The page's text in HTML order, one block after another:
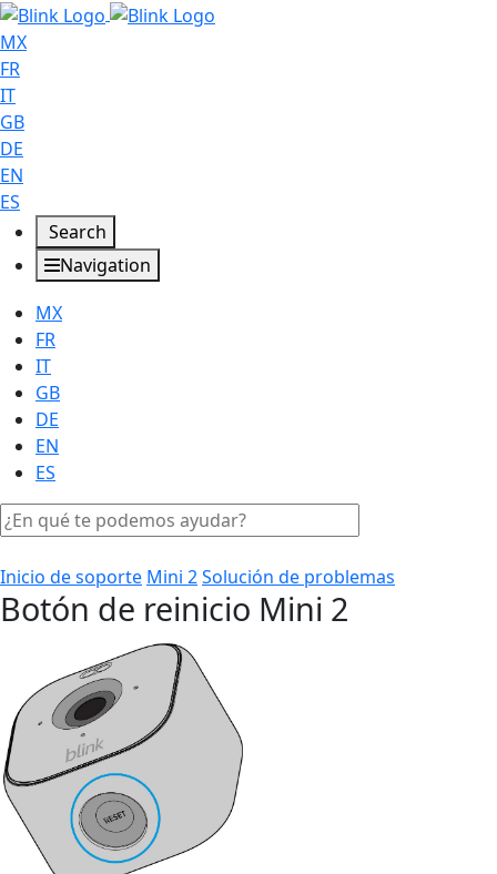
MX
FR
IT
GB
DE
EN
ES
Search
Navigation
MX
FR
IT
GB
DE
EN
ES
Inicio de soporte Mini 2Solución de problemas
Botón de reinicio Mini 2